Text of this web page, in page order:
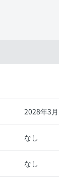
2028年3月
なし
なし